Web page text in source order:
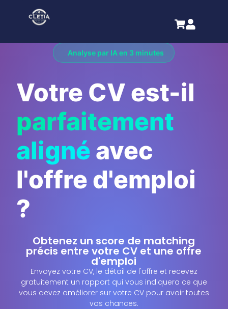
Analyse par IA en 3 minutes
Votre CV est-il
parfaitement
aligné avec
l'offre d'emploi
?
Obtenez un score de matching
précis entre votre CV et une offre
d'emploi
Envoyez votre CV, le détail de l'offre et recevez
gratuitement un rapport qui vous indiquera ce que
vous devez améliorer sur votre CV pour avoir toutes
vos chances.